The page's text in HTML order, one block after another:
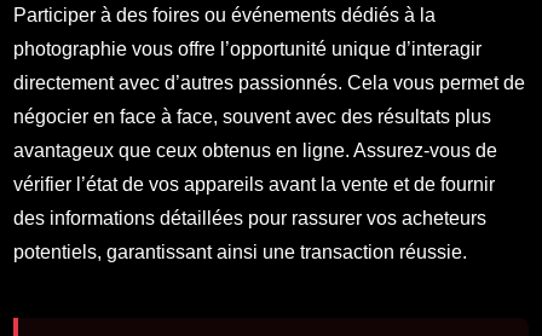
Participer à des foires ou événements dédiés à la
photographie vous offre l’opportunité unique d’interagir
directement avec d’autres passionnés. Cela vous permet de
négocier en face à face, souvent avec des résultats plus
avantageux que ceux obtenus en ligne. Assurez-vous de
vérifier l’état de vos appareils avant la vente et de fournir
des informations détaillées pour rassurer vos acheteurs
potentiels, garantissant ainsi une transaction réussie.